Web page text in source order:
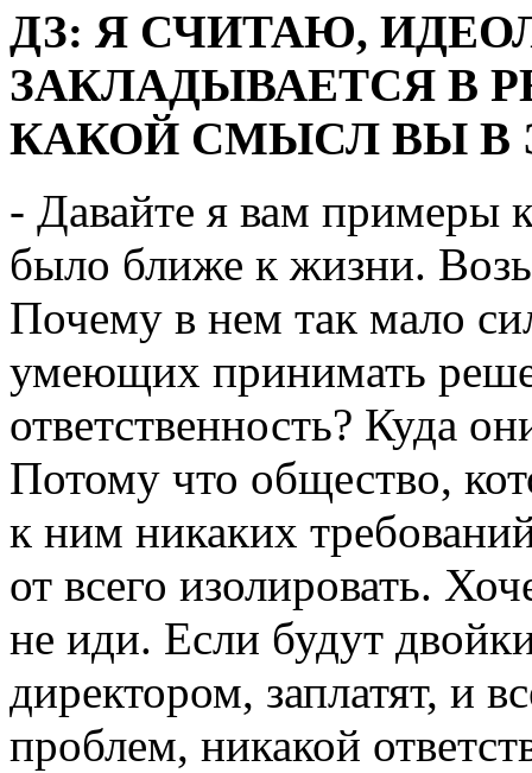
ДЗ: Я СЧИТАЮ,
ЗАКЛАДЫВАЕТСЯ В
КАКОЙ СМЫСЛ ВЫ В
- Давайте я вам примеры
было ближе к жизни.
Почему в нем так мало
умеющих принимать
ответственность? Куда
Потому что общество,
к ним никаких
от всего изолировать.
не иди. Если будут
директором, заплатят, и
проблем, никакой